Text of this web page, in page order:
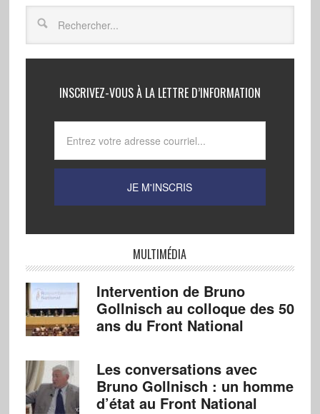
INSCRIVEZ-VOUS À LA LETTRE D’INFORMATION
MULTIMÉDIA
Intervention de Bruno
Gollnisch au colloque des 50
ans du Front National
Les conversations avec
Bruno Gollnisch : un homme
d’état au Front National